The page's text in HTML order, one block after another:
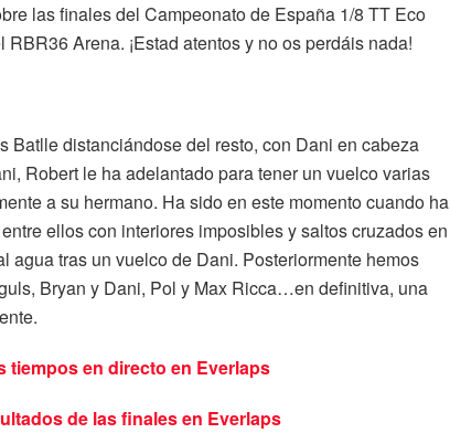
las finales del Campeonato de España 1/8 TT Eco
Arena. ¡Estad atentos y no os perdáis nada!
Batlle distanciándose del resto, con Dani en cabeza
Robert le ha adelantado para tener un vuelco varias
a su hermano. Ha sido en este momento cuando ha
ellos con interiores imposibles y saltos cruzados en
agua tras un vuelco de Dani. Posteriormente hemos
Bryan y Dani, Pol y Max Ricca…en definitiva, una
tiempos en directo en Everlaps
de las finales en Everlaps